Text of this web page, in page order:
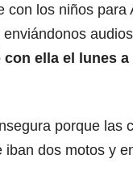
con los niños para
ella el lunes a
porque las
iban dos motos y